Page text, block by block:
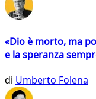
«Dio è morto, ma
e la speranza
di Umberto Folena